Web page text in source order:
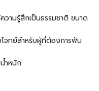
วามรู้สึกเป็นธรรมชาติ ขนาด
จทย์สำหรับผู้ที่ต้องการพับ
ำหนัก